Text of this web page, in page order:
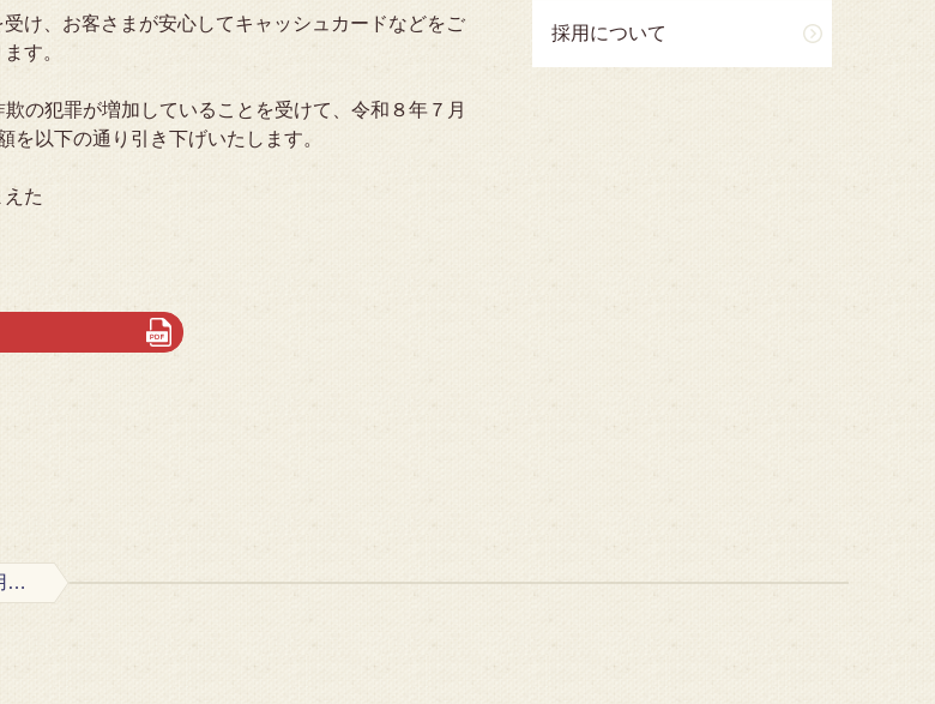
け、お客さまが安心してキャッシュカードなどをご
す。
の犯罪が増加していることを受けて、令和８年７月
以下の通り引き下げいたします。
た
特殊詐欺被害防止に向けたATM利用限度額の変更のお知らせ
採用について